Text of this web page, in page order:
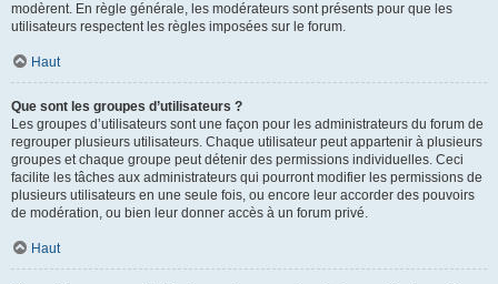
modèrent. En règle générale, les modérateurs sont présents pour que les
utilisateurs respectent les règles imposées sur le forum.
Haut
Que sont les groupes d’utilisateurs ?
Les groupes d’utilisateurs sont une façon pour les administrateurs du forum de
regrouper plusieurs utilisateurs. Chaque utilisateur peut appartenir à plusieurs
groupes et chaque groupe peut détenir des permissions individuelles. Ceci
facilite les tâches aux administrateurs qui pourront modifier les permissions de
plusieurs utilisateurs en une seule fois, ou encore leur accorder des pouvoirs
de modération, ou bien leur donner accès à un forum privé.
Haut